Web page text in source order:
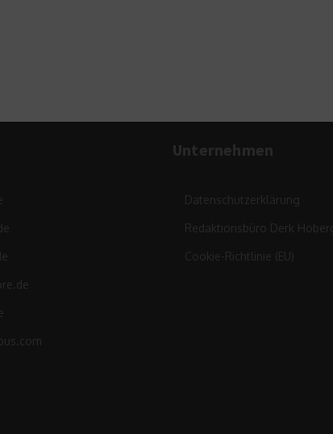
Unternehmen
Datenschutzerklärung
Redaktionsbüro Derk
Cookie-Richtlinie (EU)